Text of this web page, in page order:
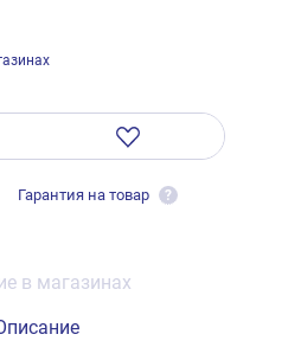
Гарантия на товар ?
в магазинах